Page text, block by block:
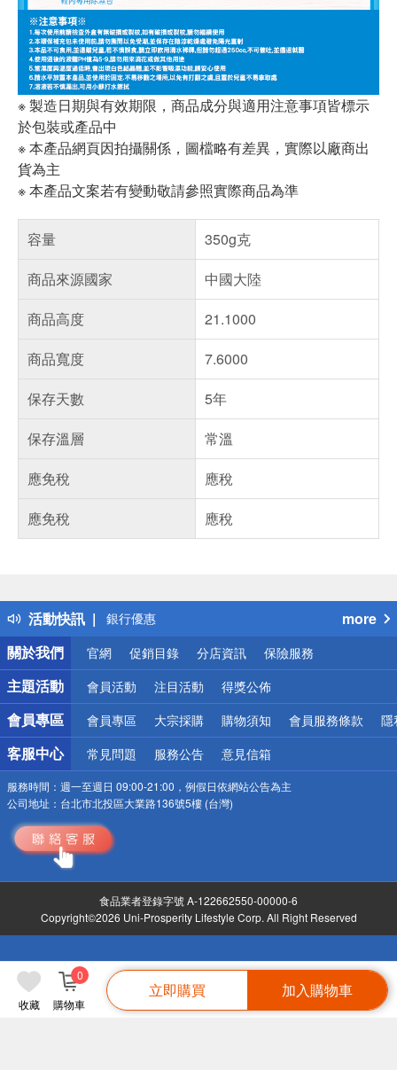
收藏 購物車
0
立即購買 加入購物車
※ 製造日期與有效期限，商品成分與適用注意事項皆標示
於包裝或產品中
※ 本產品網頁因拍攝關係，圖檔略有差異，實際以廠商出
貨為主
※ 本產品文案若有變動敬請參照實際商品為準
容量
350g克
商品來源國家
中國大陸
商品高度
21.1000
商品寬度
7.6000
保存天數
5年
保存溫層
常溫
應免稅
應稅
應免稅
應稅
活動快訊
偏遠地區配送
熱門話題
銀行優惠
偏遠地區配送
詐騙網頁！請小心！
more
關於我們
官網 促銷目錄 分店資訊 保險服務
主題活動 會員活動 注目活動 得獎公佈
會員專區 會員專區 大宗採購 購物須知 會員服務條款 隱
客服中心 常見問題 服務公告 意見信箱
服務時間： 週一至週日 09:00-21:00，例假日依網站公告為主
公司地址： 台北市北投區大業路136號5樓 (台灣)
食品業者登錄字號 A-122662550-00000-6
Copyright©2026 Uni-Prosperity Lifestyle Corp. All Right Reserved